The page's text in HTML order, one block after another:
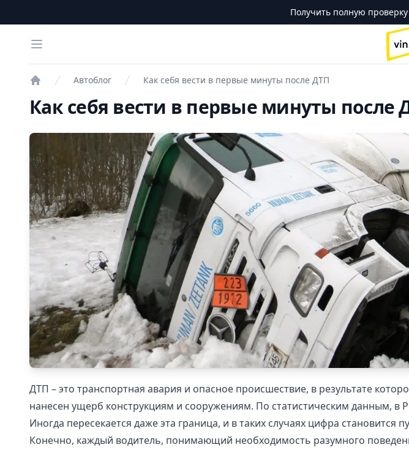
Получить полную
Open menu
logo
Автоблог Как себя вести в первые минуты после ДТП
Как себя вести в первые минуты после
ДТП – это транспортная авария и опасное происшествие, в результате
нанесен ущерб конструкциям и сооружениям. По статистическим данным,
Иногда пересекается даже эта граница, и в таких случаях цифра
Конечно, каждый водитель, понимающий необходимость разумного